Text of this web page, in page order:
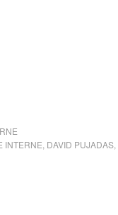
INTERNE DAVID PUJADAS